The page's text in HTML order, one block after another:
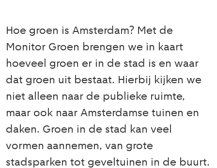
Hoe groen is Amsterdam? Met de
Monitor Groen brengen we in kaart
hoeveel groen er in de stad is en waar
dat groen uit bestaat. Hierbij kijken we
niet alleen naar de publieke ruimte,
maar ook naar Amsterdamse tuinen en
daken. Groen in de stad kan veel
vormen aannemen, van grote
stadsparken tot geveltuinen in de buurt.